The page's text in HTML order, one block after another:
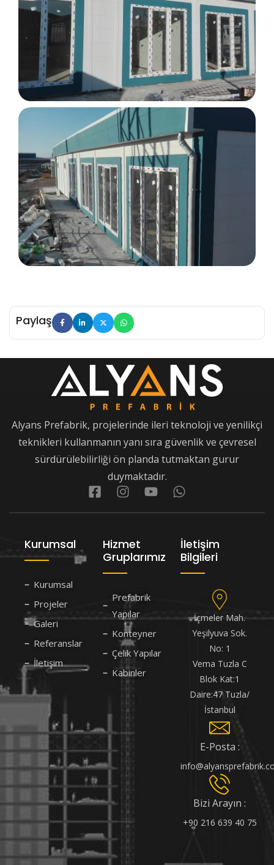
Paylaş
Alyans Prefabrik, projelerinde ileri teknoloji ve yenilikçi
teknikleri kullanmanın yanı sıra güvenlik ve çevresel
sürdürülebilirliği ön planda tutmaktan gurur
duymaktadır.
Kurumsal
Kurumsal
Projeler
Galeri
Referanslar
İletişim
Hizmet
Gruplarımız
Prefabrik
Yapılar
Konteyner
Çelik Yapılar
Kabinler
İletişim
Bilgileri
İçmeler Mah.
Yeşilyuva Sok.
No: 1
Vema Tuzla C
Blok Kat:1
Daire:47 Tuzla/
İstanbul
E-Posta :
Bizi Arayın :
+90 216 639 40 75